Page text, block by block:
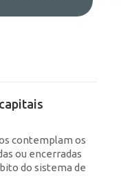
contemplam os
ou encerradas
do sistema de